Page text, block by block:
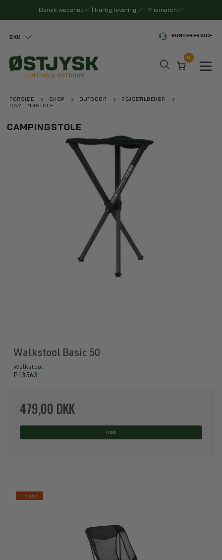
Dansk webshop ✅ | Hurtig levering ✅ | Prismatch ✅
DKK KUNDESERVICE
0
FORSIDE SHOP OUTDOOR
REJSETILBEHØR
CAMPINGSTOLE
CAMPINGSTOLE
Walkstool Basic 50
Walkstool
P13563
479,00 DKK
Køb
Udsolgt